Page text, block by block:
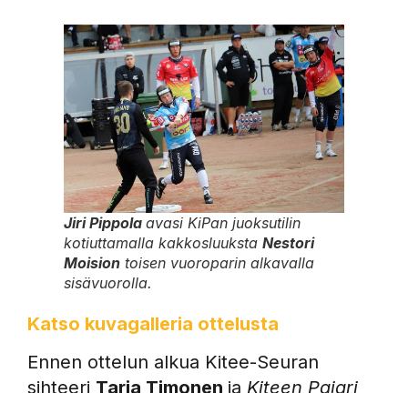
Jiri Pippola avasi KiPan juoksutilin
kotiuttamalla kakkosluuksta Nestori
Moision toisen vuoroparin alkavalla
sisävuorolla.
Katso kuvagalleria ottelusta
Ennen ottelun alkua Kitee-Seuran
sihteeri Tarja Timonen ja Kiteen Pajari